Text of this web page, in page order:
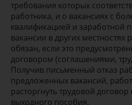
требования которых
работника, и о вакансиях с
квалификацией и заработной
вакансии в других местностях
обязан, если это
договором (соглашениями,
Получив письменный отказ
предложенных вакансий,
расторгнуть трудовой
выходного пособия.